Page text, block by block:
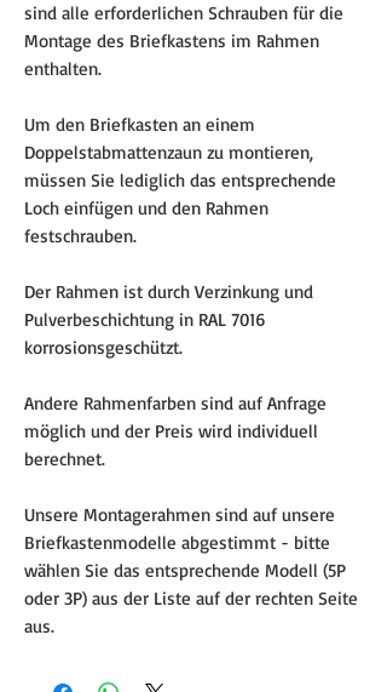
sind alle erforderlichen Schrauben für die
Montage des Briefkastens im Rahmen
enthalten.
Um den Briefkasten an einem
Doppelstabmattenzaun zu montieren,
müssen Sie lediglich das entsprechende
Loch einfügen und den Rahmen
festschrauben.
Der Rahmen ist durch Verzinkung und
Pulverbeschichtung in RAL 7016
korrosionsgeschützt.
Andere Rahmenfarben sind auf Anfrage
möglich und der Preis wird individuell
berechnet.
Unsere Montagerahmen sind auf unsere
Briefkastenmodelle abgestimmt - bitte
wählen Sie das entsprechende Modell (5P
oder 3P) aus der Liste auf der rechten Seite
aus.